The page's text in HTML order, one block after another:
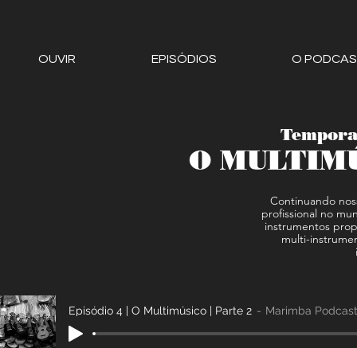
OUVIR EPISÓDIOS O
O
Continuando
profissional no
instrumentos
multi-
Episódio 4 | O Multimúsico | Parte 2 Marimba